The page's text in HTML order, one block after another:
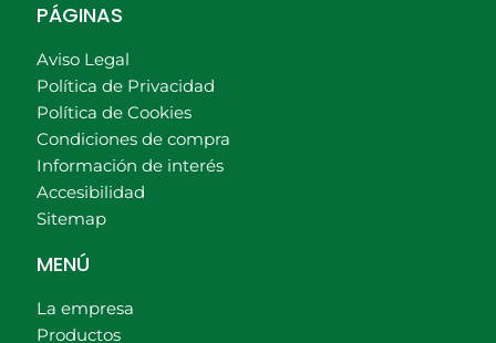
PÁGINAS
Aviso Legal
Política de Privacidad
Política de Cookies
Condiciones de compra
Información de interés
Accesibilidad
Sitemap
MENÚ
La empresa
Productos